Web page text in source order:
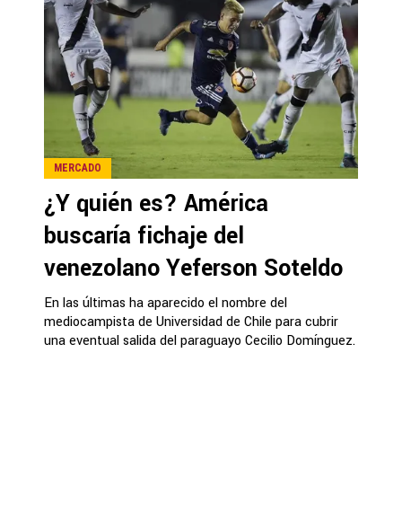
MERCADO
¿Y quién es? América
buscaría fichaje del
venezolano Yeferson Soteldo
En las últimas ha aparecido el nombre del
mediocampista de Universidad de Chile para cubrir
una eventual salida del paraguayo Cecilio Domínguez.